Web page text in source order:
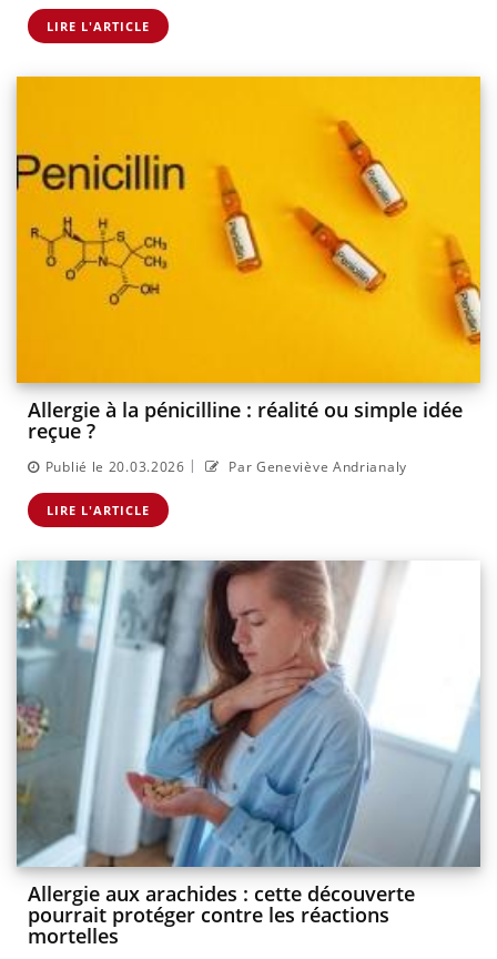
LIRE L'ARTICLE
Allergie à la pénicilline : réalité ou simple idée
reçue ?
Publié le 20.03.2026 | Par Geneviève Andrianaly
LIRE L'ARTICLE
Allergie aux arachides : cette découverte
pourrait protéger contre les réactions
mortelles